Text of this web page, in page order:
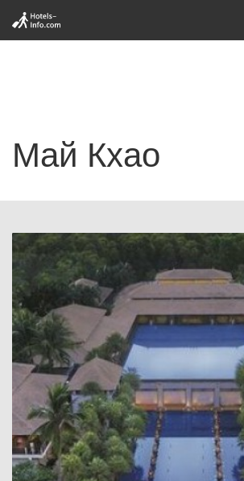
Май Кхао